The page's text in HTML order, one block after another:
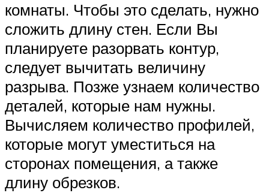
комнаты. Чтобы это сделать, нужно
сложить длину стен. Если Вы
планируете разорвать контур,
следует вычитать величину
разрыва. Позже узнаем количество
деталей, которые нам нужны.
Вычисляем количество профилей,
которые могут уместиться на
сторонах помещения, а также
длину обрезков.